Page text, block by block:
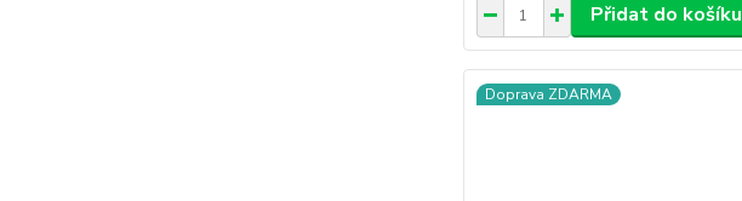
Přidat do košíku
Doprava ZDARMA